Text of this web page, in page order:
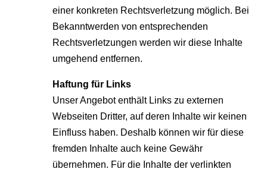
einer konkreten Rechtsverletzung möglich. Bei
Bekanntwerden von entsprechenden
Rechtsverletzungen werden wir diese Inhalte
umgehend entfernen.
Haftung für Links
Unser Angebot enthält Links zu externen
Webseiten Dritter, auf deren Inhalte wir keinen
Einfluss haben. Deshalb können wir für diese
fremden Inhalte auch keine Gewähr
übernehmen. Für die Inhalte der verlinkten